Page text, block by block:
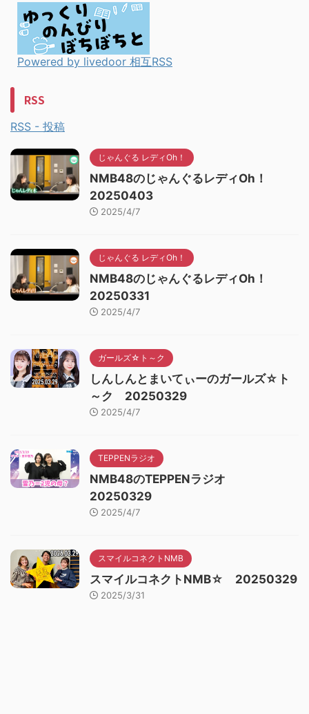
Powered by livedoor 相互RSS
RSS
RSS - 投稿
じゃんぐる レディOh！
NMB48のじゃんぐるレディOh！
20250403
2025/4/7
じゃんぐる レディOh！
NMB48のじゃんぐるレディOh！
20250331
2025/4/7
ガールズ☆ト～ク
しんしんとまいてぃーのガールズ☆ト
～ク 20250329
2025/4/7
TEPPENラジオ
NMB48のTEPPENラジオ
20250329
2025/4/7
スマイルコネクトNMB
スマイルコネクトNMB☆ 20250329
2025/3/31